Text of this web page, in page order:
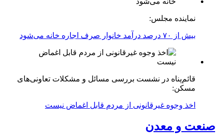
نماینده مجلس:
بیش از ۷۰ درصد درآمد خانوار صرف اجاره خانه می‌شود
قائم‌پناه در نشست بررسی مسائل و مشکلات تعاونی‌های
مسکن:
اخذ وجوه غیرقانونی از مردم قابل اغماض نیست
صنعت و معدن